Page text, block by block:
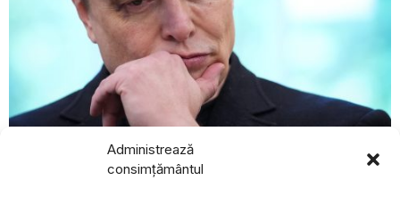
Administrează
consimțământul
Elon Musk nu permite utilizarea rețelei Starlink pentru
BREAKING NEWS